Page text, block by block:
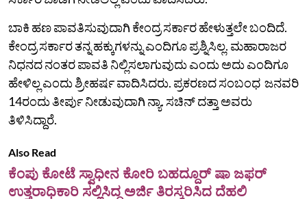
ಬಾಕಿ ಹಣ ಪಾವತಿಸುವುದಾಗಿ ಕೇಂದ್ರ ಸರ್ಕಾರ ಹೇಳುತ್ತಲೇ ಬಂದಿದೆ.
ಕೇಂದ್ರ ಸರ್ಕಾರ ತನ್ನ ಹಕ್ಕುಗಳನ್ನು ಎಂದಿಗೂ ಪ್ರಶ್ನಿಸಿಲ್ಲ. ಮಹಾರಾಜರ
ನಿಧನದ ನಂತರ ಪಾವತಿ ನಿಲ್ಲಿಸಲಾಗುವುದು ಎಂದು ಅದು ಎಂದಿಗೂ
ಹೇಳಿಲ್ಲ ಎಂದು ಶ್ರೀಹರ್ಷ ವಾದಿಸಿದರು. ಪ್ರಕರಣದ ಸಂಬಂಧ ಜನವರಿ
14ರಂದು ತೀರ್ಪು ನೀಡುವುದಾಗಿ ನ್ಯಾ. ಸಚಿನ್‌ ದತ್ತಾ ಅವರು
ತಿಳಿಸಿದ್ದಾರೆ.
Also Read
ಕೆಂಪು ಕೋಟೆ ಸ್ವಾಧೀನ ಕೋರಿ ಬಹದ್ದೂರ್ ಷಾ ಜಫರ್
ಉತ್ತರಾಧಿಕಾರಿ ಸಲ್ಲಿಸಿದ್ದ ಅರ್ಜಿ ತಿರಸ್ಕರಿಸಿದ ದೆಹಲಿ